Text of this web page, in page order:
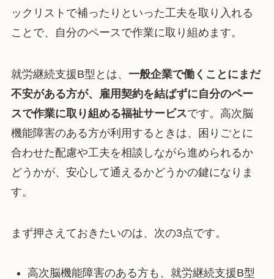
ックリストで補ったりといった工夫を取り入れる
ことで、自分のペースで作業に取り組めます。
就労継続支援B型とは、 一般企業で働くことにまだ
不安がある方が、雇用契約を結ばずに自分のペー
スで作業に取り組める福祉サービスです。高次脳
機能障害のある方が利用するときは、困りごとに
合わせた配慮や工夫を相談しながら進められるか
どうかが、安心して通えるかどうかの鍵になりま
す。
まず押さえておきたいのは、次の3点です。
高次脳機能障害のある方も、就労継続支援B型